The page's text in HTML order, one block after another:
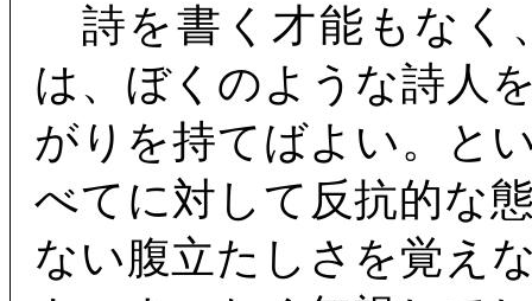
詩を書く才能もなく
は、ぼくのような詩人
がりを持てばよい。と
べてに対して反抗的な
ない腹立たしさを覚え